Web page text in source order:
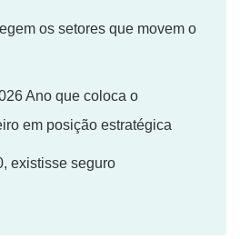
os setores que movem o
Ano que coloca o
em posição estratégica
existisse seguro